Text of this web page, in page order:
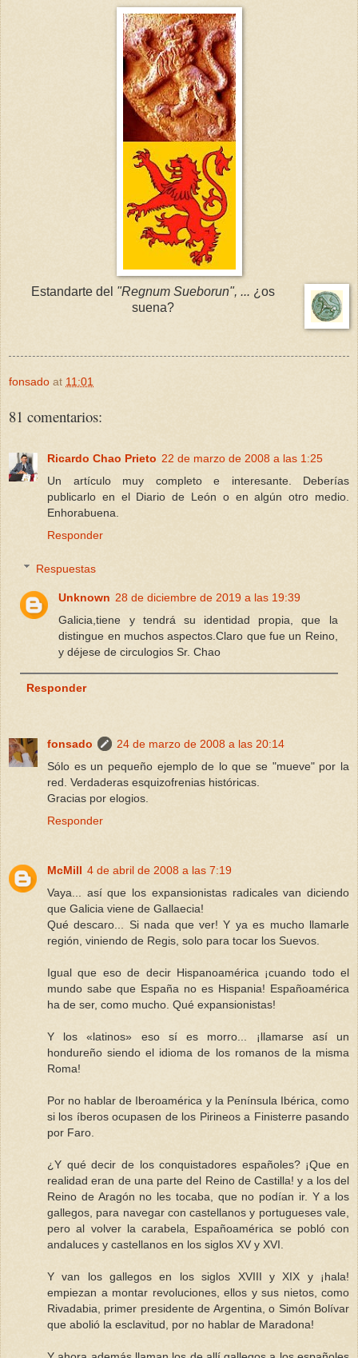
Estandarte del "Regnum Sueborun", ... ¿os
suena?
fonsado at 11:01
81 comentarios:
Ricardo Chao Prieto 22 de marzo de 2008 a las 1:25
Un artículo muy completo e interesante. Deberías
publicarlo en el Diario de León o en algún otro medio.
Enhorabuena.
Responder
Respuestas
Unknown 28 de diciembre de 2019 a las 19:39
Galicia,tiene y tendrá su identidad propia, que la
distingue en muchos aspectos.Claro que fue un Reino,
y déjese de circulogios Sr. Chao
Responder
fonsado
24 de marzo de 2008 a las 20:14
Sólo es un pequeño ejemplo de lo que se "mueve" por la
red. Verdaderas esquizofrenias históricas.
Gracias por elogios.
Responder
McMill 4 de abril de 2008 a las 7:19
Vaya... así que los expansionistas radicales van diciendo
que Galicia viene de Gallaecia!
Qué descaro... Si nada que ver! Y ya es mucho llamarle
región, viniendo de Regis, solo para tocar los Suevos.
Igual que eso de decir Hispanoamérica ¡cuando todo el
mundo sabe que España no es Hispania! Españoamérica
ha de ser, como mucho. Qué expansionistas!
Y los «latinos» eso sí es morro... ¡llamarse así un
hondureño siendo el idioma de los romanos de la misma
Roma!
Por no hablar de Iberoamérica y la Península Ibérica, como
si los íberos ocupasen de los Pirineos a Finisterre pasando
por Faro.
¿Y qué decir de los conquistadores españoles? ¡Que en
realidad eran de una parte del Reino de Castilla! y a los del
Reino de Aragón no les tocaba, que no podían ir. Y a los
gallegos, para navegar con castellanos y portugueses vale,
pero al volver la carabela, Españoamérica se pobló con
andaluces y castellanos en los siglos XV y XVI.
Y van los gallegos en los siglos XVIII y XIX y ¡hala!
empiezan a montar revoluciones, ellos y sus nietos, como
Rivadabia, primer presidente de Argentina, o Simón Bolívar
que abolió la esclavitud, por no hablar de Maradona!